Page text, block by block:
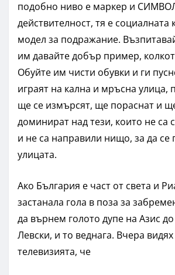
подобно ниво е маркер и
действителност, тя е социалната
модел за подражание.
им давайте добър пример,
Обуйте им чисти обувки и ги
играят на кална и мръсна улица,
ще се измърсят, ще пораснат и
доминират над тези, които не са
и не са направили нищо, за да се
улицата.
Ако България е част от света и
застанала гола в поза за
да върнем голото дупе на Азис
Левски, и то веднага. Вчера
телевизията, че